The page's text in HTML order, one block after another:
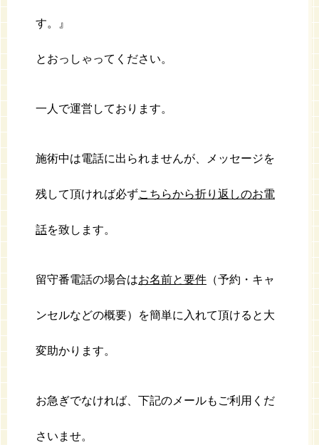
す。』
とおっしゃってください。
一人で運営しております。
施術中は電話に出られませんが、メッセージを
残して頂ければ必ずこちらから折り返しのお電
話を致します。
留守番電話の場合はお名前と要件 （予約・キャ
ンセルなどの概要）を簡単に入れて頂けると大
変助かります。
お急ぎでなければ、下記のメールもご利用くだ
さいませ。